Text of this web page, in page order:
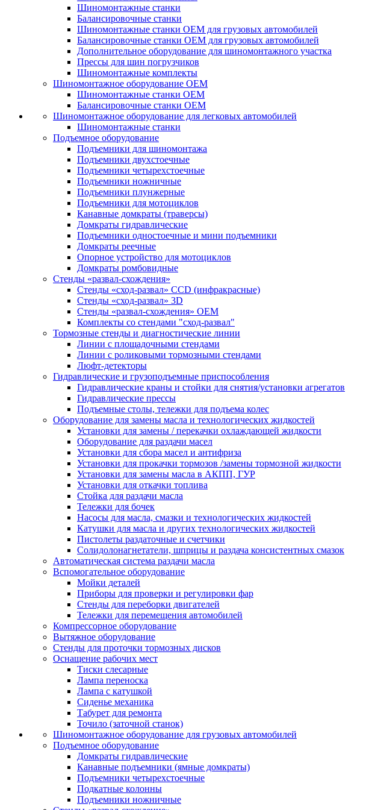
Шиномонтажные станки
Балансировочные станки
Шиномонтажные станки ОЕМ для грузовых автомобилей
Балансировочные станки ОЕМ для грузовых автомобилей
Дополнительное оборудование для шиномонтажного участка
Прессы для шин погрузчиков
Шиномонтажные комплекты
Шиномонтажное оборудование ОЕМ
Шиномонтажные станки ОЕМ
Балансировочные станки ОЕМ
Шиномонтажное оборудование для легковых автомобилей
Шиномонтажные станки
Подъемное оборудование
Подъемники для шиномонтажа
Подъемники двухстоечные
Подъемники четырехстоечные
Подъемники ножничные
Подъемники плунжерные
Подъемники для мотоциклов
Канавные домкраты (траверсы)
Домкраты гидравлические
Подъемники одностоечные и мини подъемники
Домкраты реечные
Опорное устройство для мотоциклов
Домкраты ромбовидные
Стенды «развал-схождения»
Стенды «сход-развал» CCD (инфракрасные)
Стенды «сход-развал» 3D
Стенды «развал-схождения» ОЕМ
Комплекты со стендами "сход-развал"
Тормозные стенды и диагностические линии
Линии с площадочными стендами
Линии с роликовыми тормозными стендами
Люфт-детекторы
Гидравлические и грузоподъемные приспособления
Гидравлические краны и стойки для снятия/установки агрегатов
Гидравлические прессы
Подъемные столы, тележки для подъема колес
Оборудование для замены масла и технологических жидкостей
Установки для замены / перекачки охлаждающей жидкости
Оборудование для раздачи масел
Установки для сбора масел и антифриза
Установки для прокачки тормозов /замены тормозной жидкости
Установки для замены масла в АКПП, ГУР
Установки для откачки топлива
Стойка для раздачи масла
Тележки для бочек
Насосы для масла, смазки и технологических жидкостей
Катушки для масла и других технологических жидкостей
Пистолеты раздаточные и счетчики
Солидолонагнетатели, шприцы и раздача консистентных смазок
Автоматическая система раздачи масла
Вспомогательное оборудование
Мойки деталей
Приборы для проверки и регулировки фар
Стенды для переборки двигателей
Тележки для перемещения автомобилей
Компрессорное оборудование
Вытяжное оборудование
Стенды для проточки тормозных дисков
Оснащение рабочих мест
Тиски слесарные
Лампа переноска
Лампа с катушкой
Сиденье механика
Табурет для ремонта
Точило (заточной станок)
Шиномонтажное оборудование для грузовых автомобилей
Подъемное оборудование
Домкраты гидравлические
Канавные подъемники (ямные домкраты)
Подъемники четырехстоечные
Подкатные колонны
Подъемники ножничные